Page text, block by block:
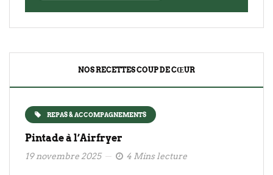
NOS RECETTES COUP DE CŒUR
REPAS & ACCOMPAGNEMENTS
Pintade à l’Airfryer
19 novembre 2025 4 Mins lecture